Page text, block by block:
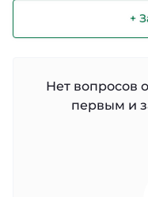
+
Нет вопросов
первым и